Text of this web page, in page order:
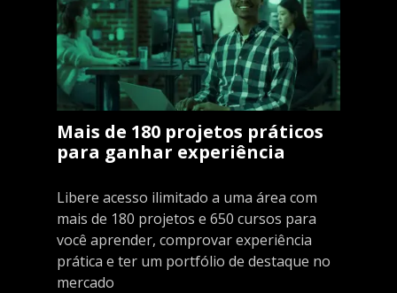
Mais de 180 projetos práticos
para ganhar experiência
Libere acesso ilimitado a uma área com
mais de 180 projetos e 650 cursos para
você aprender, comprovar experiência
prática e ter um portfólio de destaque no
mercado